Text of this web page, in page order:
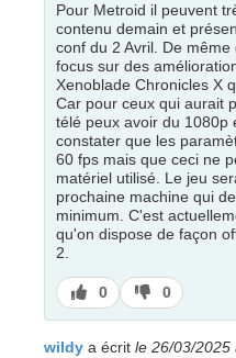
Pour Metroid il peuvent
contenu demain et
conf du 2 Avril. De
focus sur des
Xenoblade Chronicles X
Car pour ceux qui aurait
télé peux avoir du 1080p
constater que les
60 fps mais que ceci ne
matériel utilisé. Le jeu
prochaine machine qui
minimum. C'est
qu'on dispose de façon
2.
J’aime
0
J’aime
pas
0
wildy a écrit le 26/03/2025